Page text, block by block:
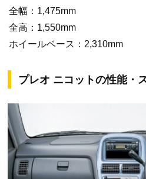
全幅：1,475mm
全高：1,550mm
ホイールベース：2,310mm
プレオ ニコットの性能・